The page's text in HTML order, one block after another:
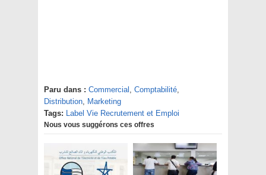
Paru dans : Commercial , Comptabilité,
Distribution, Marketing
Tags: Label Vie Recrutement et Emploi
Nous vous suggérons ces offres